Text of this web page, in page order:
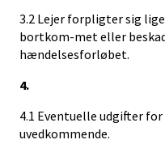
3.2 Lejer forpligter sig
bortkom-met eller
hændelsesforløbet.
4.
4.1 Eventuelle udgifter
uvedkommende.